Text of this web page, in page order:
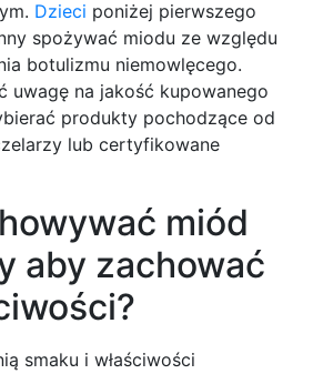
Dzieci poniżej pierwszego
spożywać miodu ze względu
botulizmu niemowlęcego.
uwagę na jakość kupowanego
produkty pochodzące od
lub certyfikowane
miód
aby zachować
smaku i właściwości